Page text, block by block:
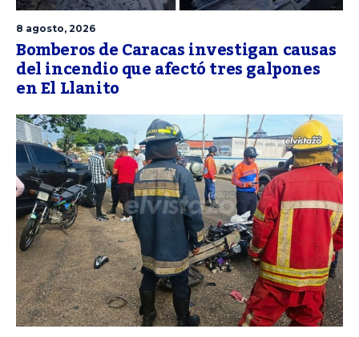
8 agosto, 2026
Bomberos de Caracas investigan causas
del incendio que afectó tres galpones
en El Llanito